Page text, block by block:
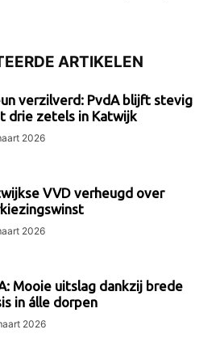
ARTIKELEN
verzilverd: PvdA blijft stevig
drie zetels in Katwijk
2026
VVD verheugd over
2026
Mooie uitslag dankzij brede
in álle dorpen
2026